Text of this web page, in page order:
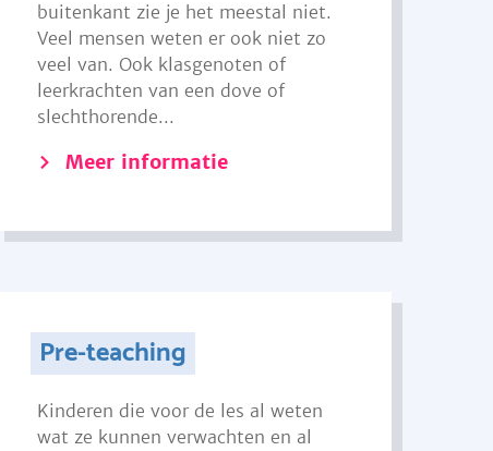
buitenkant zie je het meestal niet.
Veel mensen weten er ook niet zo
veel van. Ook klasgenoten of
leerkrachten van een dove of
slechthorende...
Meer informatie
Pre-teaching
Kinderen die voor de les al weten
wat ze kunnen verwachten en al